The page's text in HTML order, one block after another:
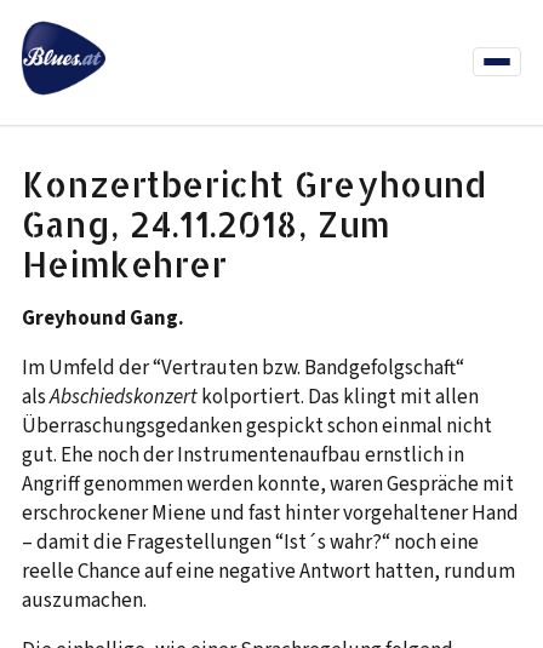
Inhalt
springen
Menü
Konzertbericht Greyhound
Gang, 24.11.2018, Zum
Heimkehrer
Greyhound Gang.
Im Umfeld der “Vertrauten bzw. Bandgefolgschaft“
alsAbschiedskonzertkolportiert. Das klingt mit allen
Überraschungsgedanken gespickt schon einmal nicht
gut. Ehe noch der Instrumentenaufbau ernstlich in
Angriff genommen werden konnte, waren Gespräche mit
erschrockener Miene und fast hinter vorgehaltener Hand
– damit die Fragestellungen “Ist´s wahr?“ noch eine
reelle Chance auf eine negative Antwort hatten, rundum
auszumachen.